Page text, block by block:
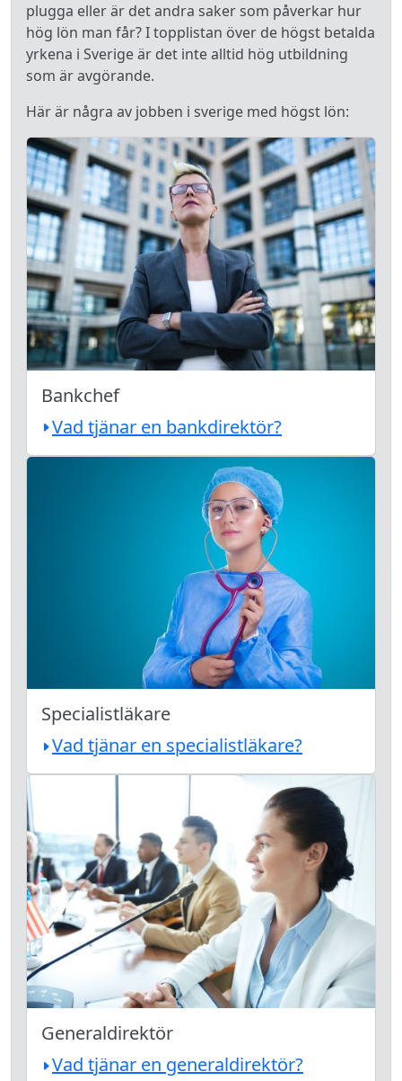
plugga eller är det andra saker som påverkar hur
hög lön man får? I topplistan över de högst betalda
yrkena i Sverige är det inte alltid hög utbildning
som är avgörande.
Här är några av jobben i sverige med högst lön:
Bankchef
Vad tjänar en bankdirektör?
Specialistläkare
Vad tjänar en specialistläkare?
Generaldirektör
Vad tjänar en generaldirektör?